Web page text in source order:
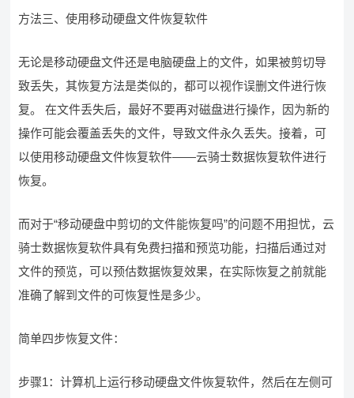
方法三、使用移动硬盘文件恢复软件
无论是移动硬盘文件还是电脑硬盘上的文件，如果被剪切导
致丢失，其恢复方法是类似的，都可以视作误删文件进行恢
复。 在文件丢失后，最好不要再对磁盘进行操作，因为新的
操作可能会覆盖丢失的文件，导致文件永久丢失。接着，可
以使用移动硬盘文件恢复软件——云骑士数据恢复软件进行
恢复。
而对于“移动硬盘中剪切的文件能恢复吗”的问题不用担忧，云
骑士数据恢复软件具有免费扫描和预览功能，扫描后通过对
文件的预览，可以预估数据恢复效果，在实际恢复之前就能
准确了解到文件的可恢复性是多少。
简单四步恢复文件：
步骤1：计算机上运行移动硬盘文件恢复软件，然后在左侧可